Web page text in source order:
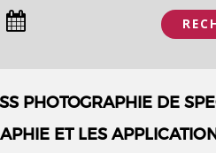
PHOTOGRAPHIE DE
ET LES